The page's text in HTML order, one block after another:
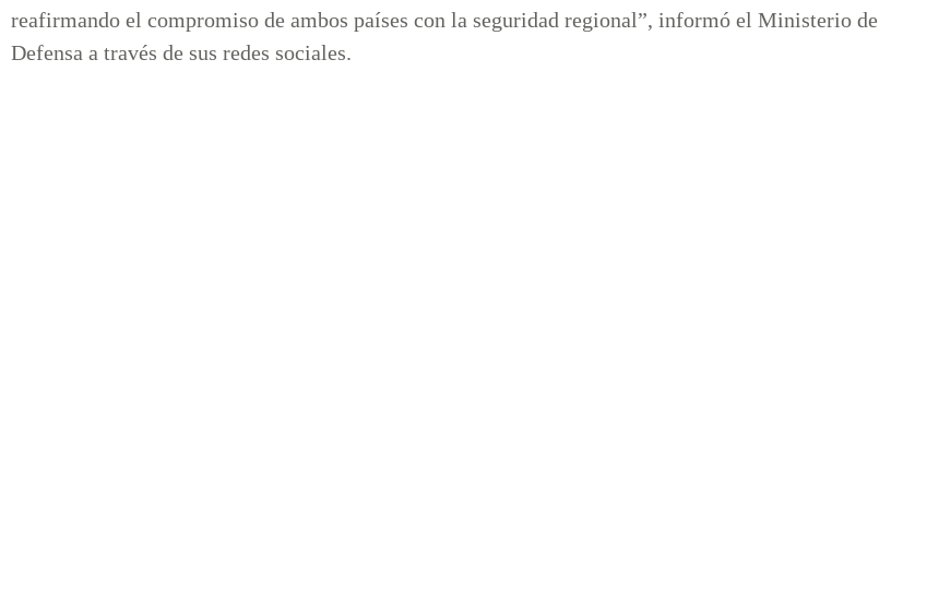
reafirmando el compromiso de ambos países con la seguridad regional”, informó el Ministerio de
Defensa a través de sus redes sociales.